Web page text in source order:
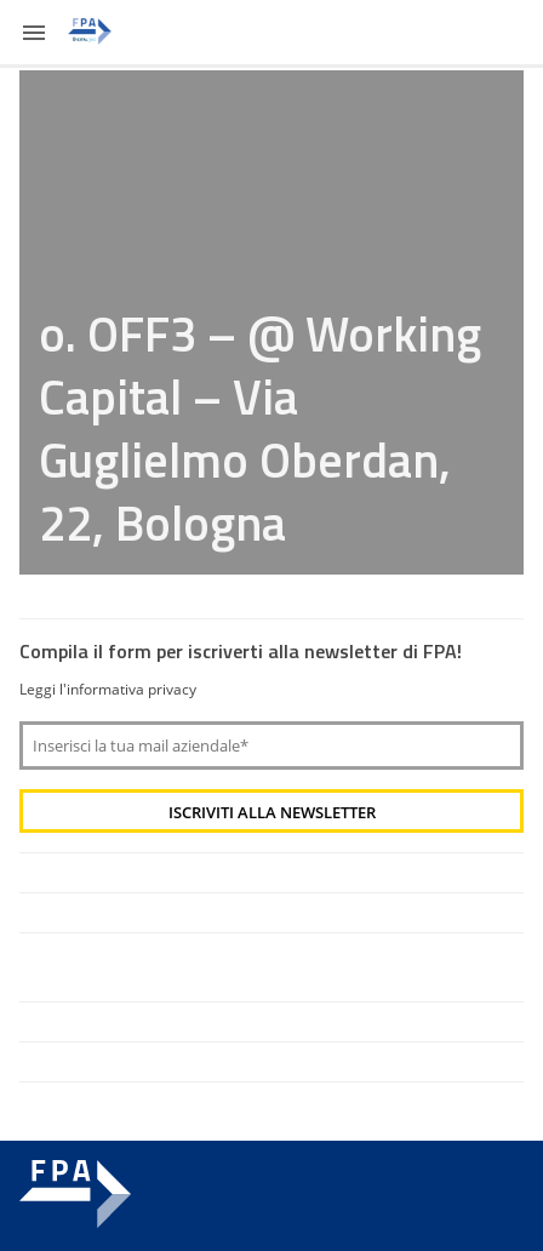
o. OFF3 – @ Working
Capital – Via
Guglielmo Oberdan,
22, Bologna
Compila il form per iscriverti alla newsletter di FPA!
Leggi l'informativa privacy